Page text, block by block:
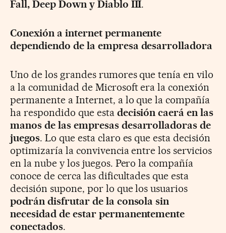
Fall, Deep Down y Diablo III.
Conexión a internet permanente
dependiendo de la empresa desarrolladora
Uno de los grandes rumores que tenía en vilo
a la comunidad de Microsoft era la conexión
permanente a Internet, a lo que la compañía
ha respondido que esta decisión caerá en las
manos de las empresas desarrolladoras de
juegos. Lo que esta claro es que esta decisión
optimizaría la convivencia entre los servicios
en la nube y los juegos. Pero la compañía
conoce de cerca las dificultades que esta
decisión supone, por lo que los usuarios
podrán disfrutar de la consola sin
necesidad de estar permanentemente
conectados.